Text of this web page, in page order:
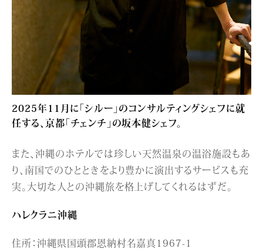
2025年11月に「シルー」のコンサルティングシェフに就
任する、京都「チェンチ」の坂本健シェフ。
また、沖縄のホテルでは珍しい天然温泉の温浴施設もあ
り、南国でのひとときをより豊かに演出するサービスも充
実。大切な人との沖縄旅を格上げしてくれるはずだ。
ハレクラニ沖縄
住所：沖縄県国頭郡恩納村名嘉真1967-1